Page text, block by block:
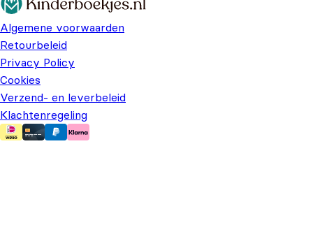
Algemene voorwaarden
Retourbeleid
Privacy Policy
Cookies
Verzend- en leverbeleid
Klachtenregeling